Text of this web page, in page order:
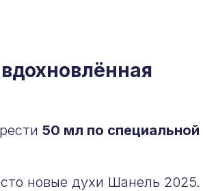
50 мл по специальной
новые духи Шанель 2025.